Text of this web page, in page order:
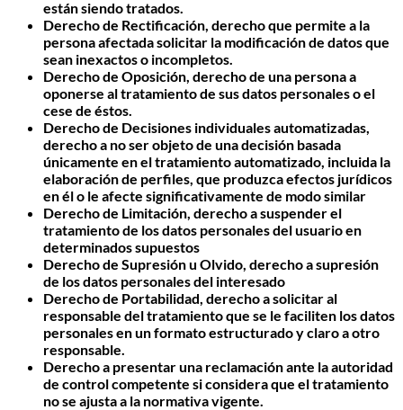
están siendo tratados.
Derecho de Rectificación, derecho que permite a la
persona afectada solicitar la modificación de datos que
sean inexactos o incompletos.
Derecho de Oposición, derecho de una persona a
oponerse al tratamiento de sus datos personales o el
cese de éstos.
Derecho de Decisiones individuales automatizadas,
derecho a no ser objeto de una decisión basada
únicamente en el tratamiento automatizado, incluida la
elaboración de perfiles, que produzca efectos jurídicos
en él o le afecte significativamente de modo similar
Derecho de Limitación, derecho a suspender el
tratamiento de los datos personales del usuario en
determinados supuestos
Derecho de Supresión u Olvido, derecho a supresión
de los datos personales del interesado
Derecho de Portabilidad, derecho a solicitar al
responsable del tratamiento que se le faciliten los datos
personales en un formato estructurado y claro a otro
responsable.
Derecho a presentar una reclamaciónante la autoridad
de control competente si considera que el tratamiento
no se ajusta a la normativa vigente.